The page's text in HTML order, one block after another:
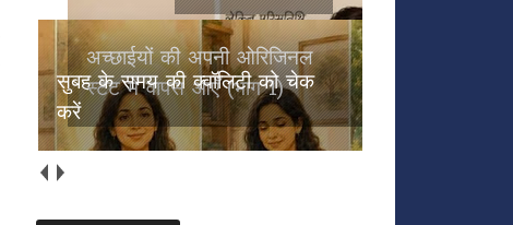
सुबह के समय की क्वॉलिटी को चेक
करें